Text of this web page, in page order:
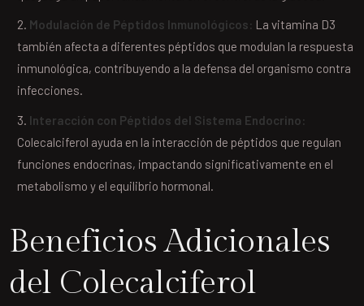
Modulación de Péptidos Inmunológicos: La vitamina D3
también afecta a diferentes péptidos que modulan la respuesta
inmunológica, contribuyendo a la defensa del organismo contra
infecciones.
Interacción con Péptidos del Sistema Endocrino:
Colecalciferol ayuda en la interacción de péptidos que regulan
funciones endocrinas, impactando significativamente en el
metabolismo y el equilibrio hormonal.
Beneficios Adicionales
del Colecalciferol